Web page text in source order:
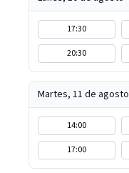
17:30
20:30
Martes, 11 de agosto
14:00
17:00